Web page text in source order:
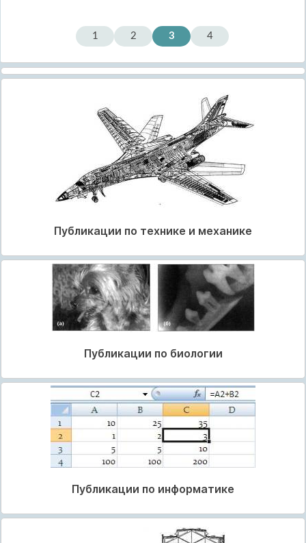
1 2 3 4
Публикации по технике и механике
Публикации по биологии
Публикации по информатике